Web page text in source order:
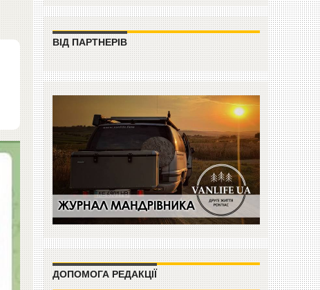
ВІД ПАРТНЕРІВ
ДОПОМОГА РЕДАКЦІЇ